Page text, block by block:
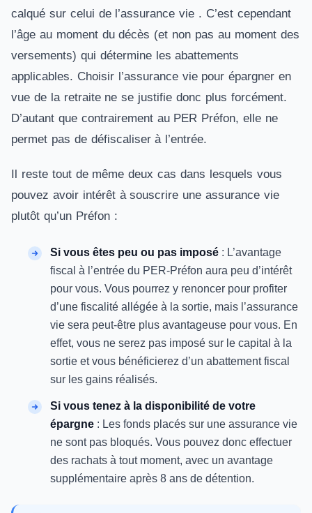
calqué sur celui de l’assurance vie . C’est cependant
l’âge au moment du décès (et non pas au moment des
versements) qui détermine les abattements
applicables. Choisir l’assurance vie pour épargner en
vue de la retraite ne se justifie donc plus forcément.
D’autant que contrairement au PER Préfon, elle ne
permet pas de défiscaliser à l’entrée.
Il reste tout de même deux cas dans lesquels vous
pouvez avoir intérêt à souscrire une assurance vie
plutôt qu’un Préfon :
Si vous êtes peu ou pas imposé : L’avantage
fiscal à l’entrée du PER-Préfon aura peu d’intérêt
pour vous. Vous pourrez y renoncer pour profiter
d’une fiscalité allégée à la sortie, mais l’assurance
vie sera peut-être plus avantageuse pour vous. En
effet, vous ne serez pas imposé sur le capital à la
sortie et vous bénéficierez d’un abattement fiscal
sur les gains réalisés.
Si vous tenez à la disponibilité de votre
épargne : Les fonds placés sur une assurance vie
ne sont pas bloqués. Vous pouvez donc effectuer
des rachats à tout moment, avec un avantage
supplémentaire après 8 ans de détention.